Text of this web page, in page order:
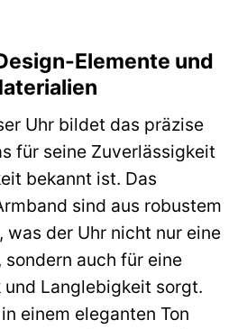
Elemente und
Uhr bildet das präzise
für seine Zuverlässigkeit
bekannt ist. Das
sind aus robustem
der Uhr nicht nur eine
auch für eine
und Langlebigkeit sorgt.
einem eleganten Ton